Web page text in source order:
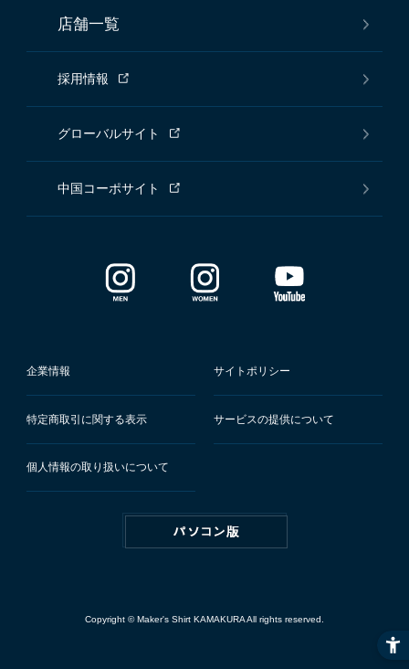
店舗一覧
採用情報
グローバルサイト
中国コーポサイト
企業情報 サイトポリシー
特定商取引に関する表示 サービスの提供について
個人情報の取り扱いについて
Copyright © Maker's Shirt KAMAKURA All rights reserved.